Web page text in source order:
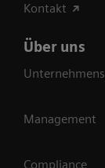
Kontakt
Über uns
Management
Compliance